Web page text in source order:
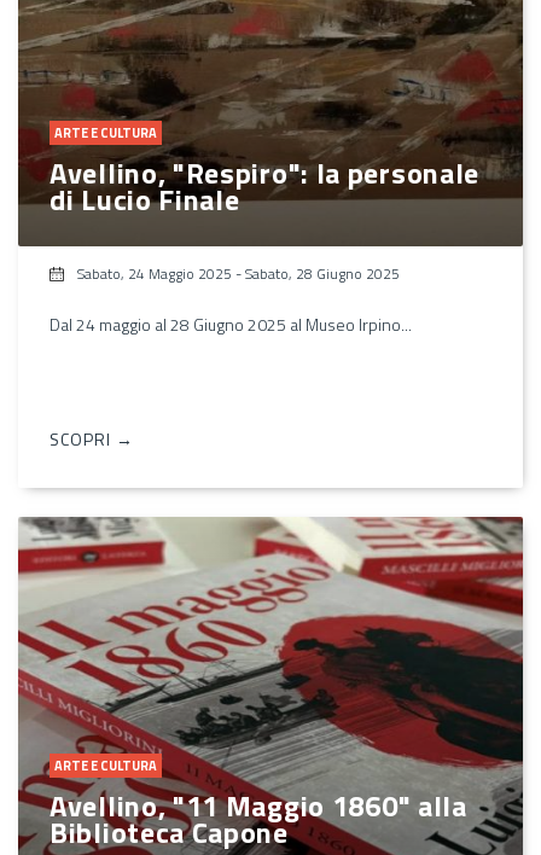
ARTE E CULTURA
Avellino, "Respiro": la personale
di Lucio Finale
Sabato, 24 Maggio 2025 -Sabato, 28 Giugno 2025
Dal 24 maggio al 28 Giugno 2025 al Museo Irpino...
SCOPRI →
ARTE E CULTURA
Avellino, "11 Maggio 1860" alla
Biblioteca Capone